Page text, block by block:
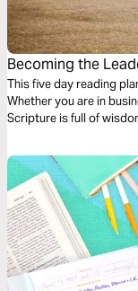
Becoming the
This five day reading
Whether you are in
Scripture is full of